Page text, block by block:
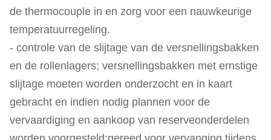
de thermocouple in en zorg voor een nauwkeurige
temperatuurregeling.
- controle van de slijtage van de versnellingsbakken
en de rollenlagers; versnellingsbakken met ernstige
slijtage moeten worden onderzocht en in kaart
gebracht en indien nodig plannen voor de
vervaardiging en aankoop van reserveonderdelen